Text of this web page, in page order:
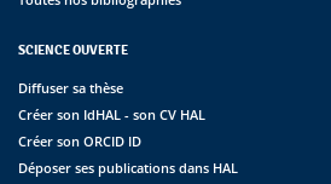
SCIENCE OUVERTE
Diffuser sa thèse
Créer son IdHAL - son CV HAL
Créer son ORCID ID
Déposer ses publications dans HAL